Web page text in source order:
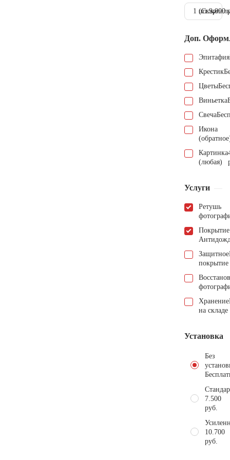
1 шт.9.000
Доп.
Эпитафия
Крестик
Цветы
Виньетка
Свеча
Икона
Картинка
(любая)
Услуги
Ретушь
Покрытие
Защитное
покрытие
Хранение
на складе
Установка
Без
7.500
руб.
10.700
руб.